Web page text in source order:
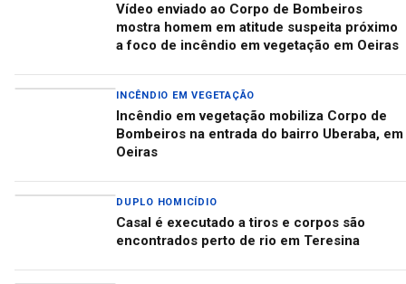
Vídeo enviado ao Corpo de Bombeiros
mostra homem em atitude suspeita próximo
a foco de incêndio em vegetação em Oeiras
INCÊNDIO EM VEGETAÇÃO
Incêndio em vegetação mobiliza Corpo de
Bombeiros na entrada do bairro Uberaba, em
Oeiras
DUPLO HOMICÍDIO
Casal é executado a tiros e corpos são
encontrados perto de rio em Teresina